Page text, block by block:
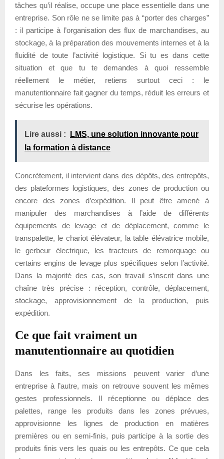
tâches qu’il réalise, occupe une place essentielle dans une
entreprise. Son rôle ne se limite pas à “porter des charges”
: il participe à l’organisation des flux de marchandises, au
stockage, à la préparation des mouvements internes et à la
fluidité de toute l’activité logistique. Si tu es dans cette
situation et que tu te demandes à quoi ressemble
réellement le métier, retiens surtout ceci : le
manutentionnaire fait gagner du temps, réduit les erreurs et
sécurise les opérations.
Lire aussi :
LMS, une solution innovante pour
la formation à distance
Concrètement, il intervient dans des dépôts, des entrepôts,
des plateformes logistiques, des zones de production ou
encore des zones d’expédition. Il peut être amené à
manipuler des marchandises à l’aide de différents
équipements de levage et de déplacement, comme le
transpalette, le chariot élévateur, la table élévatrice mobile,
le gerbeur électrique, les tracteurs de remorquage ou
certains engins de levage plus spécifiques selon l’activité.
Dans la majorité des cas, son travail s’inscrit dans une
chaîne très précise : réception, contrôle, déplacement,
stockage, approvisionnement de la production, puis
expédition.
Ce que fait vraiment un
manutentionnaire au quotidien
Dans les faits, ses missions peuvent varier d’une
entreprise à l’autre, mais on retrouve souvent les mêmes
gestes professionnels. Il réceptionne ou déplace des
palettes, range les produits dans les zones prévues,
approvisionne les lignes de production en matières
premières ou en semi-finis, puis participe à la sortie des
produits finis vers les quais ou les entrepôts. Ce que cela